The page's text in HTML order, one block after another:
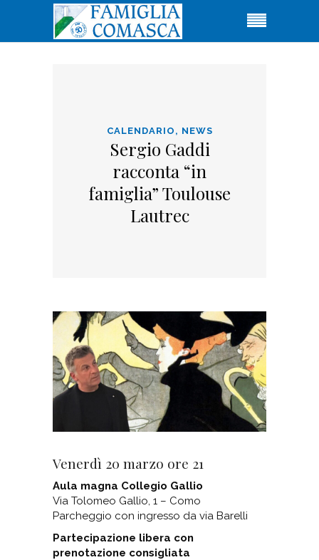
CALENDARIO , NEWS
Sergio Gaddi
racconta “in
famiglia” Toulouse
Lautrec
Venerdì 20 marzo ore 21
Aula magna Collegio Gallio
Via Tolomeo Gallio, 1 – Como
Parcheggio con ingresso da via Barelli
Partecipazione libera con
prenotazione consigliata